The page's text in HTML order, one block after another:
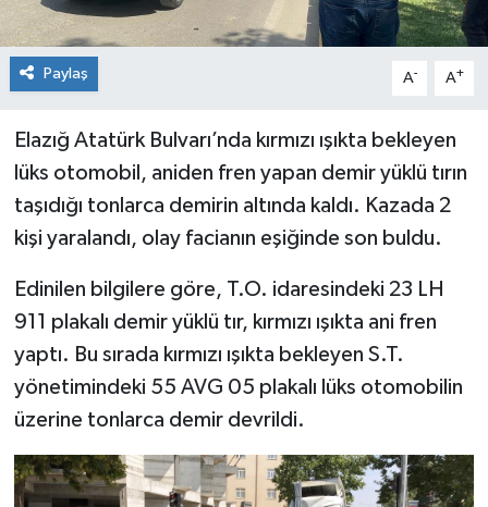
Paylaş A- A+
Elazığ Atatürk Bulvarı’nda kırmızı ışıkta bekleyen
lüks otomobil, aniden fren yapan demir yüklü tırın
taşıdığı tonlarca demirin altında kaldı. Kazada 2
kişi yaralandı, olay facianın eşiğinde son buldu.
Edinilen bilgilere göre, T.O. idaresindeki 23 LH
911 plakalı demir yüklü tır, kırmızı ışıkta ani fren
yaptı. Bu sırada kırmızı ışıkta bekleyen S.T.
yönetimindeki 55 AVG 05 plakalı lüks otomobilin
üzerine tonlarca demir devrildi.